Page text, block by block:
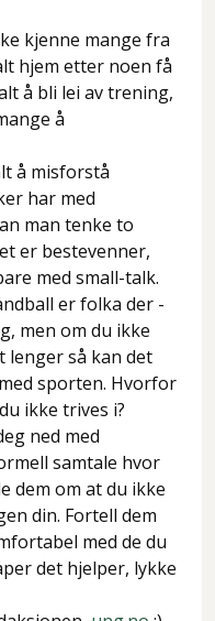
kjenne mange fra
hjem etter noen få
å bli lei av trening,
å
å misforstå
har med
man tenke to
er bestevenner,
med small-talk.
er folka der -
men om du ikke
lenger så kan det
sporten. Hvorfor
ikke trives i?
ned med
samtale hvor
dem om at du ikke
din. Fortell dem
med de du
det hjelper, lykke